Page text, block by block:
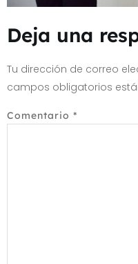
Deja una
Tu dirección de correo
campos obligatorios
Comentario *